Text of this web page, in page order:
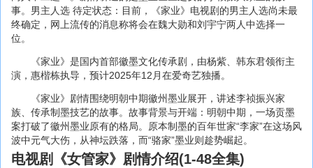
事。男主人选 待定状态：目前，《家业》电视剧的男主人选尚未最
终确定，网上流传的消息称将会在魏大勋和刘宇宁两人中选择一
位。
《家业》是国内首部徽墨文化传承剧，由杨紫、韩东君领衔主
演，惠楷栋执导，预计2025年12月在爱奇艺独播。
《家业》剧情围绕明朝中期徽州墨业展开，讲述李祯振兴家
族、传承制墨技艺的故事。故事背景与开端：明朝中期，一场贡墨
案打破了徽州墨业原有的格局。原本制墨的百年世家“李家”在这场风
波中元气大伤，从神坛跌落，而“骆家”墨业则趁势崛起。
电视剧《女管家》剧情介绍(1-48全集)